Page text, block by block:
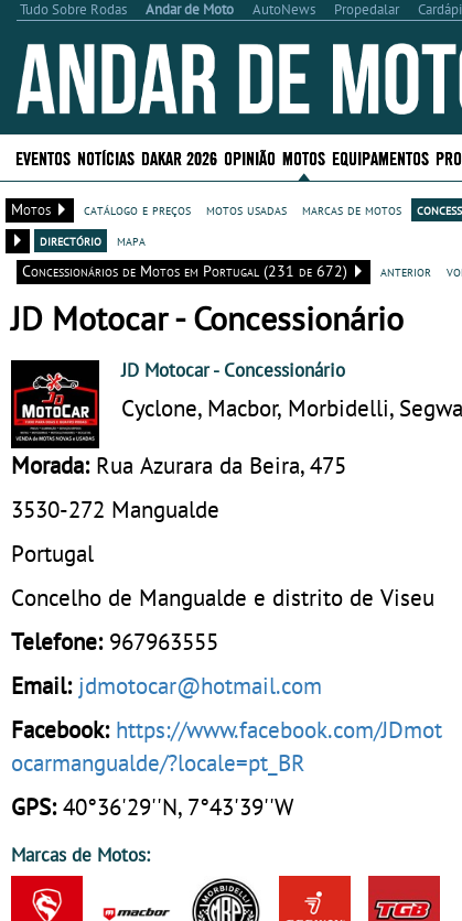
Tudo Sobre Rodas Andar de Moto AutoNews Propedalar
EVENTOS NOTÍCIAS DAKAR 2026 OPINIÃO MOTOS EQUIPAMENTOS
Motos catálogo e preços motos usadas marcas de motos
directório
mapa
Concessionários de Motos em Portugal (231 de 672)
anterior
JD Motocar - Concessionário
JD Motocar- Concessionário
Cyclone, Macbor, Morbidelli,
Morada: Rua Azurara da Beira, 475
3530-272 Mangualde
Portugal
Concelho de Mangualde e distrito de Viseu
Telefone: 967963555
Email: jdmotocar@hotmail.com
Facebook: https://www.facebook.com/JDmot
ocarmangualde/?locale=pt_BR
GPS:40°36'29''N, 7°43'39''W
Marcas de Motos: